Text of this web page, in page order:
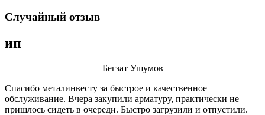
Случайный отзыв
ип
Бегзат Ушумов
Спасибо металинвесту за быстрое и качественное
обслуживание. Вчера закупили арматуру, практически не
пришлось сидеть в очереди. Быстро загрузили и отпустили.